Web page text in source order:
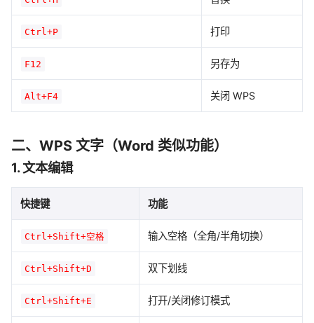
Ctrl+P 打印
F12 另存为
Alt+F4 关闭 WPS
二、WPS 文字（Word 类似功能）
1. 文本编辑
快捷键 功能
Ctrl+Shift+空格 输入空格（全角/半角切换）
Ctrl+Shift+D 双下划线
Ctrl+Shift+E 打开/关闭修订模式